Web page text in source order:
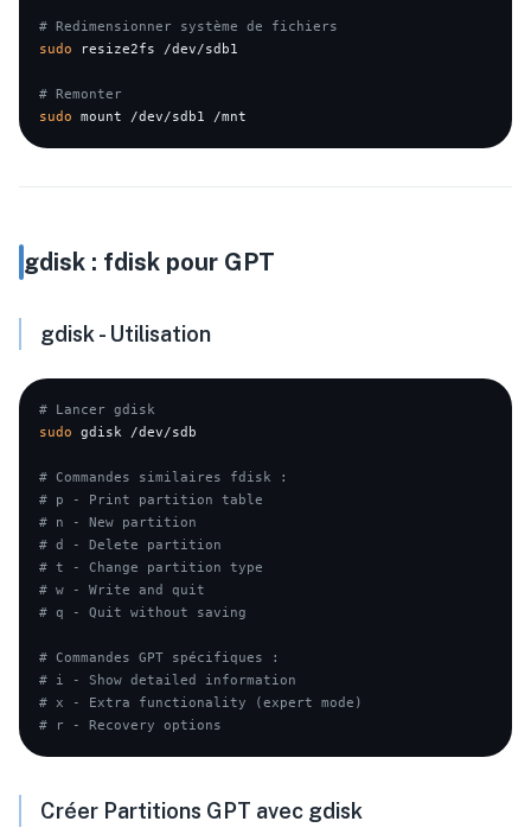
# Redimensionner système de fichiers
sudo resize2fs /dev/sdb1
# Remonter
sudo
gdisk : fdisk pour GPT
gdisk - Utilisation
# Lancer gdisk
sudo gdisk /dev/sdb
# Commandes similaires fdisk :
# p - Print partition table
# n - New partition
# d - Delete partition
# t - Change partition type
# w - Write and quit
# q - Quit without saving
# Commandes GPT spécifiques :
# i - Show detailed information
# x - Extra functionality (expert mode)
# r - Recovery options
Créer Partitions GPT avec gdisk